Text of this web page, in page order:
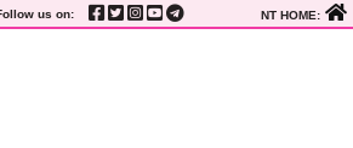
us on: NT HOME: